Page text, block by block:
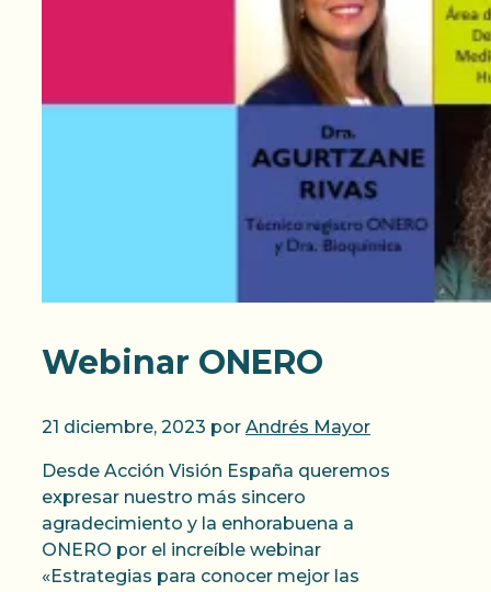
Webinar ONERO
21 diciembre, 2023 por Andrés Mayor
Desde Acción Visión España queremos
expresar nuestro más sincero
agradecimiento y la enhorabuena a
ONERO por el increíble webinar
«Estrategias para conocer mejor las